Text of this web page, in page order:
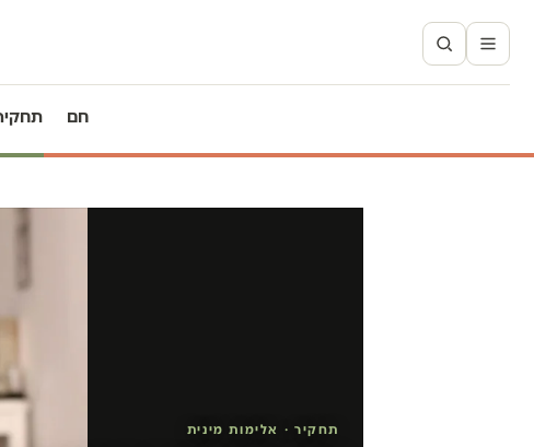
חם
תחקיר · אלימות מינית